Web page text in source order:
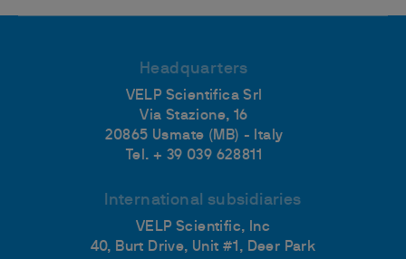
Headquarters
VELP Scientifica Srl
Via Stazione, 16
20865 Usmate (MB) - Italy
Tel. + 39 039 628811
International subsidiaries
VELP Scientific, Inc
40, Burt Drive, Unit #1, Deer Park